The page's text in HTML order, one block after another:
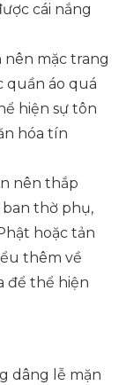
cái nắng
nên mặc trang
quần áo quá
hiện sự tôn
hóa tín
nên thắp
thờ phụ,
hoặc tản
thêm về
để thể hiện
dâng lễ mặn